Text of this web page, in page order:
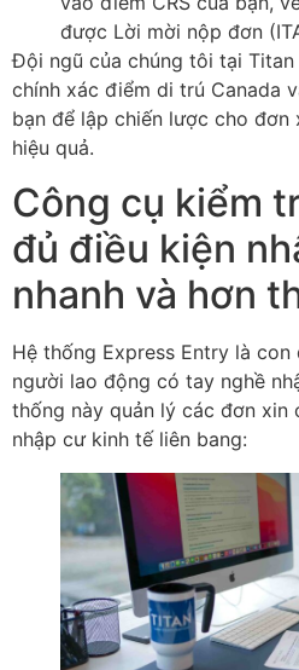
được Lời mời nộp đơn
Đội ngũ của chúng tôi tại
chính xác điểm di trú Canada
bạn để lập chiến lược cho đơn
hiệu quả.
Công cụ kiểm
đủ điều kiện
nhanh và hơn
Hệ thống Express Entry là
người lao động có tay nghề
thống này quản lý các đơn xin
nhập cư kinh tế liên bang: